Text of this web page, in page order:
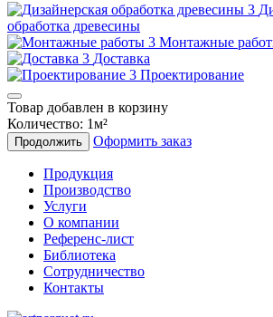
обработка древесины
Монтажные
Доставка
Проектирование
Товар добавлен в корзину
Количество: 1м²
Продолжить Оформить заказ
Продукция
Производство
Услуги
О компании
Референс-лист
Библиотека
Сотрудничество
Контакты